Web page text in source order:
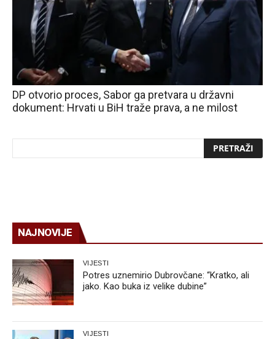
DP otvorio proces, Sabor ga pretvara u državni
dokument: Hrvati u BiH traže prava, a ne milost
NAJNOVIJE
VIJESTI
Potres uznemirio Dubrovčane: “Kratko, ali
jako. Kao buka iz velike dubine”
VIJESTI